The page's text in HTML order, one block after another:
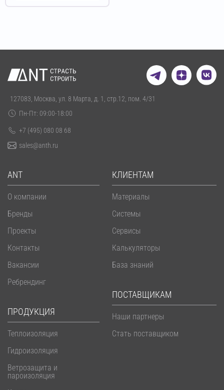
ANT
О компании
Бренды
Проекты
Контакты
Вакансии
Ребрендинг
ПРОДУКЦИЯ
Теплоизоляция
Гидроизоляция
Ветрозащита и
пароизоляция
КЛИЕНТАМ
Материалы
Системы
Сервисы
Калькуляторы
База знаний
ПОСТАВЩИКАМ
Наши партнеры
Стать поставщиком
127083, Москва, ул. 8 Марта, д. 1, стр.12, пом. 4/31
Пн-Пт: 09:00-18:00
+7 (495) 080 08 68
sales@anth.ru